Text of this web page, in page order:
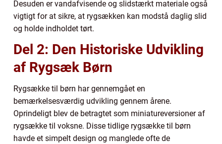
Desuden er vandafvisende og slidstærkt materiale også
vigtigt for at sikre, at rygsækken kan modstå daglig slid
og holde indholdet tørt.
Del 2: Den Historiske Udvikling
af Rygsæk Børn
Rygsække til børn har gennemgået en
bemærkelsesværdig udvikling gennem årene.
Oprindeligt blev de betragtet som miniatureversioner af
rygsække til voksne. Disse tidlige rygsække til børn
havde et simpelt design og manglede ofte de